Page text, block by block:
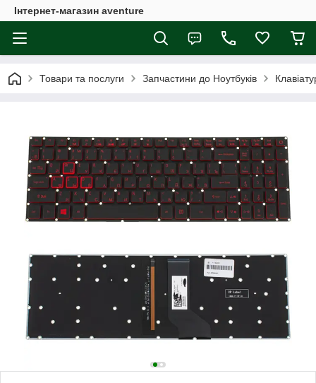
Інтернет-магазин aventure
Товари та послуги Запчастини до Ноутбуків